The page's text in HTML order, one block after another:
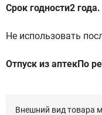
Срок годности2 года.
Не использовать
Отпуск из аптекПо
Внешний вид товара